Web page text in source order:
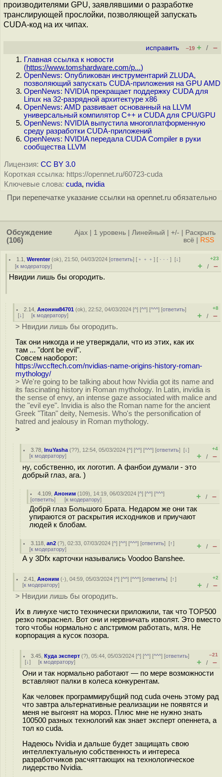
производителями GPU, заявлявшими о разработке
транслирующей прослойки, позволяющей запускать
CUDA-код на их чипах.
исправить –19 + / –
Главная ссылка к новости
(https://www.tomshardware.com/p...)
OpenNews: Опубликован инструментарий ZLUDA,
позволяющий запускать CUDA-приложения на GPU AMD
OpenNews: NVIDIA прекращает поддержку CUDA для
Linux на 32-разрядной архитектуре x86
OpenNews: AMD развивает основанный на LLVM
универсальный компилятор C++ и CUDA для CPU/GPU
OpenNews: NVIDIA выпустила многоплатформенную
среду разработки CUDA-приложений
OpenNews: NVIDIA передала CUDA Compiler в руки
сообщества LLVM
Лицензия: CC BY 3.0
Короткая ссылка: https://opennet.ru/60723-cuda
Ключевые слова: cuda, nvidia
При перепечатке указание ссылки на opennet.ru обязательно
Обсуждение
(106)
Ajax 1 уровень Линейный +/-
Раскрыть
всё
RSS
1.1 ,Werenter(ok), 21:50, 04/03/2024 [ответить] [ ﹢﹢﹢] [ · · ·][↓]
[к модератору]
+23
+ / –
Нвидии лишь бы огородить.
2.14 ,Аноним84701 (ok), 22:52, 04/03/2024 [^] [^^] [^^^] [ответить]
[↓] [к модератору]
+8
+ / –
> Нвидии лишь бы огородить.
Так они никогда и не утверждали, что из этих, как их
там ... "dont be evil".
Совсем наоборот:
https://wccftech.com/nvidias-name-origins-history-roman-
mythology/
> We're going to be talking about how Nvidia got its name and
its fascinating history in Roman mythology. In Latin, invidia is
the sense of envy, an intense gaze associated with malice and
the "evil eye". Invidia is also the Roman name for the ancient
Greek "Titan" deity, Nemesis. Who's the personification of
hatred and jealousy in Roman mythology.
>
3.78 ,InuYasha (??), 12:54, 05/03/2024 [^] [^^] [^^^] [ответить][↓]
[к модератору]
+4
+ / –
ну, собственно, их логотип. А фанбои думали - это
добрый глаз, ага. )
4.109 ,Аноним (109), 14:19, 06/03/2024 [^] [^^] [^^^]
[ответить] [к модератору] + / –
Добрй глаз Большого Брата. Недаром же они так
упираются от раскрытия исходников и приучают
людей к блобам.
3.118 ,an2 (?), 02:33, 07/03/2024 [^] [^^] [^^^] [ответить][↑]
[к модератору] + / –
А у 3Dfx карточки назывались Voodoo Banshee.
2.41 ,Аноним (-), 04:59, 05/03/2024 [^] [^^] [^^^] [ответить][↑]
[к модератору]
+2
+ / –
> Нвидии лишь бы огородить.
Их в линухе чисто технически приложили, так что TOP500
резко покраснел. Вот они и нервничать изволят. Это вместо
того чтобы нормально с апстримом работать, мля. Не
корпорация а кусок позора.
3.45 ,Куда эксперт (?), 05:44, 05/03/2024 [^] [^^] [^^^] [ответить]
[↓] [к модератору]
–21
+ / –
Они и так нормально работают — по мере возможности
вставляют палки в колеса конкурентам.
Как человек программирубщий под cuda очень этому рад
что завтра альтернативные реализации не появятся и
меня не выгонят на мороз. Плюс мне не нужно знать
100500 разных технологий как знает эксперт опеннета, а
тол ко cuda.
Надеюсь Nvidia и дальше будет защищать свою
интеллектуальную собственность и интереса
разработчиков расчяттающих на технологическое
лидерство Nvidia.